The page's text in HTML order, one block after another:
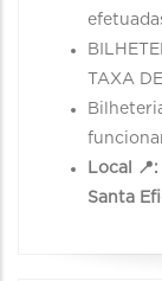
TAXA
Local
Santa